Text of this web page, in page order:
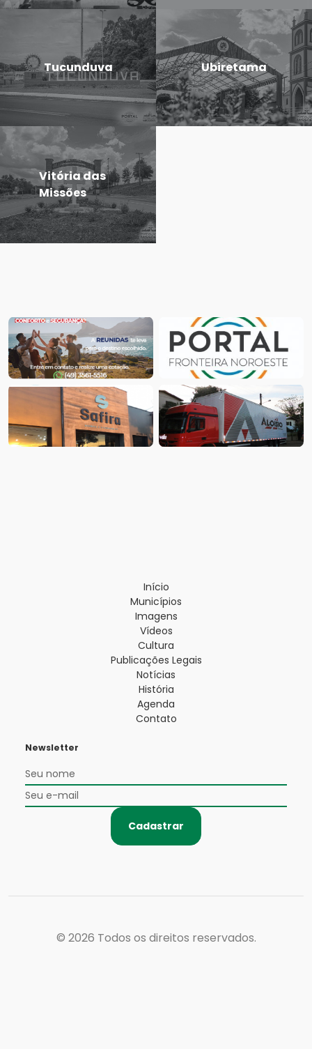
Tucunduva Ubiretama
Vitória das
Missões
Início
Municípios
Imagens
Vídeos
Cultura
Publicações Legais
Notícias
História
Agenda
Contato
Newsletter
Cadastrar
© 2026 Todos os direitos reservados.